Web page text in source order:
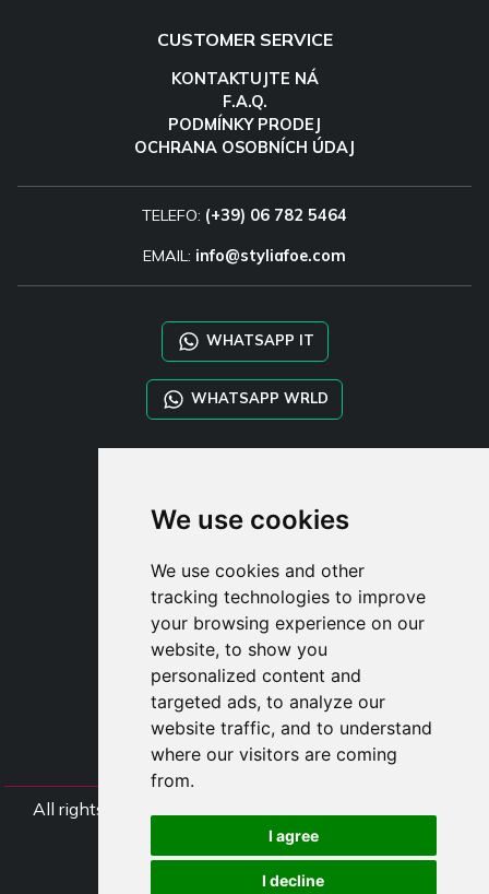
We use cookies
We use cookies and other
tracking technologies to improve
your browsing experience on our
website, to show you
personalized content and
targeted ads, to analyze our
website traffic, and to understand
where our visitors are coming
from.
I agree
I decline
CUSTOMER SERVICE
KONTAKTUJTE NÁ
F.A.Q.
PODMÍNKY PRODEJ
OCHRANA OSOBNÍCH ÚDAJ
TELEFO: (+39) 06 782 5464
EMAIL: info@styliafoe.com
WHATSAPP IT
WHATSAPP WRLD
TAYLOR MADE ORDERS
UŽIVATE
ZAREGISTROVA
PŘIHLÁSIT S
NÁKUPNÍ KOŠÍ
All rights Styliafoe s.r.l. © 2025 - DI IT15015641002
Follow us